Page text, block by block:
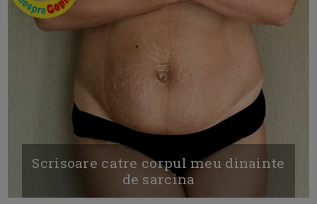
Scrisoare catre corpul meu dinainte
de sarcina